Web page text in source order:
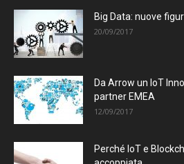
Big Data: nuove
20/09/2017
Da Arrow un IoT
partner EMEA
12/09/2017
Perché IoT e